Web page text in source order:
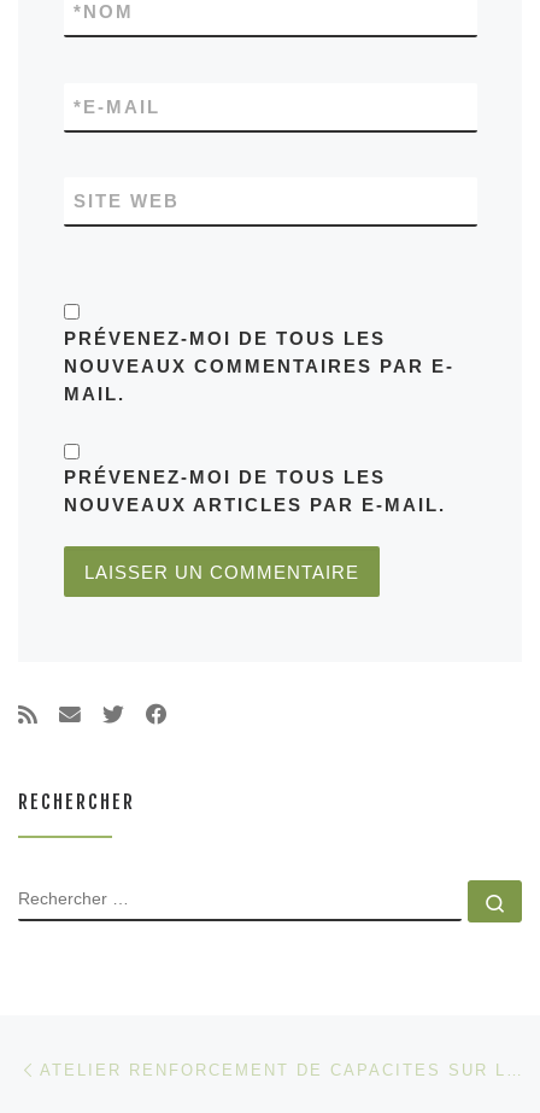
NOM
*
E-MAIL
*
SITE WEB
PRÉVENEZ-MOI DE TOUS LES
NOUVEAUX COMMENTAIRES PAR E-
MAIL.
PRÉVENEZ-MOI DE TOUS LES
NOUVEAUX ARTICLES PAR E-MAIL.
RECHERCHER
RECHERCHER
Parcourir les articles